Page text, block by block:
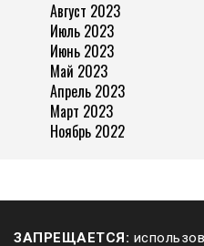
Август 2023
Июль 2023
Июнь 2023
Май 2023
Апрель 2023
Март 2023
Ноябрь 2022
ЗАПРЕЩАЕТСЯ: